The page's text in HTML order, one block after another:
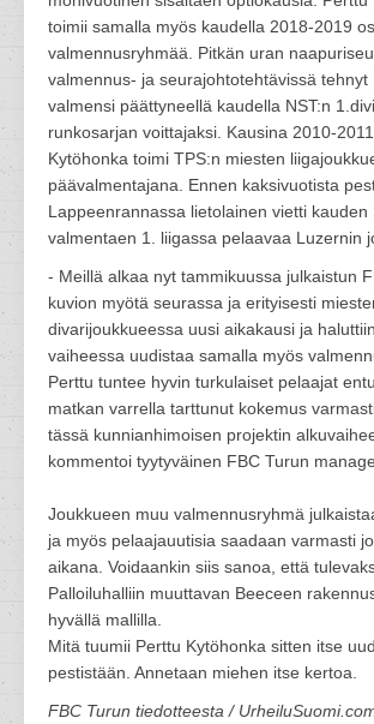
toimii samalla myös kaudella 2018-2019
valmennusryhmää. Pitkän uran
valmennus- ja seurajohtotehtävissä tehnyt
valmensi päättyneellä kaudella NST:n
runkosarjan voittajaksi. Kausina 2010-
Kytöhonka toimi TPS:n miesten
päävalmentajana. Ennen kaksivuotista
Lappeenrannassa lietolainen vietti kauden
valmentaen 1. liigassa pelaavaa Luzernin
- Meillä alkaa nyt tammikuussa julkaistun
kuvion myötä seurassa ja erityisesti
divarijoukkueessa uusi aikakausi ja
vaiheessa uudistaa samalla myös
Perttu tuntee hyvin turkulaiset pelaajat
matkan varrella tarttunut kokemus
tässä kunnianhimoisen projektin
kommentoi tyytyväinen FBC Turun
Joukkueen muu valmennusryhmä
ja myös pelaajauutisia saadaan varmasti
aikana. Voidaankin siis sanoa, että
Palloiluhalliin muuttavan Beeceen
hyvällä mallilla.
Mitä tuumii Perttu Kytöhonka sitten itse
pestistään. Annetaan miehen itse kertoa.
FBC Turun tiedotteesta /